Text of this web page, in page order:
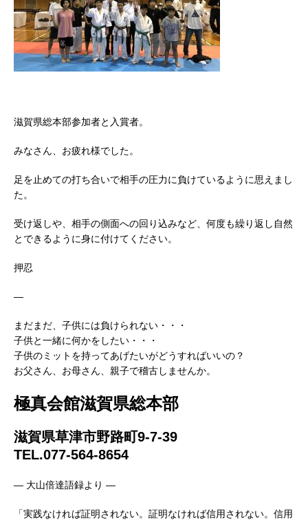
滋賀県総本部参加者と入賞者。
みなさん、お疲れ様でした。
足を止めての打ち合いで相手の圧力に負けているように思えまし
た。
受け返しや、相手の側面への回り込みなど、何度も繰り返し自然
とできるように身に付けてください。
押忍
—
まだまだ、子供には負けられない・・・
子供と一緒に何かをしたい・・・
子供のミットを持ってあげたいがどうすればいいの？
お父さん、お母さん、親子で稽古しませんか。
極真会館滋賀県総本部
滋賀県草津市野路町9-7-39
TEL.077-564-8654
— 大山倍達語録より —
「実践なければ証明されない。証明なければ信用されない。信用